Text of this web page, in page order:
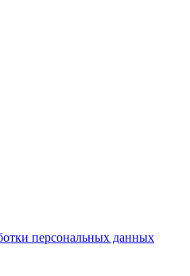
персональных данных